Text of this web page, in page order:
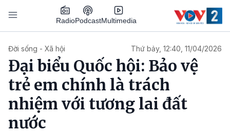
Nhảy đến nội dung
RadioPodcastMultimedia
Đời sống - Xã hội Thứ bảy, 12:40, 11/04/2026
Đại biểu Quốc hội: Bảo vệ
trẻ em chính là trách
nhiệm với tương lai đất
nước